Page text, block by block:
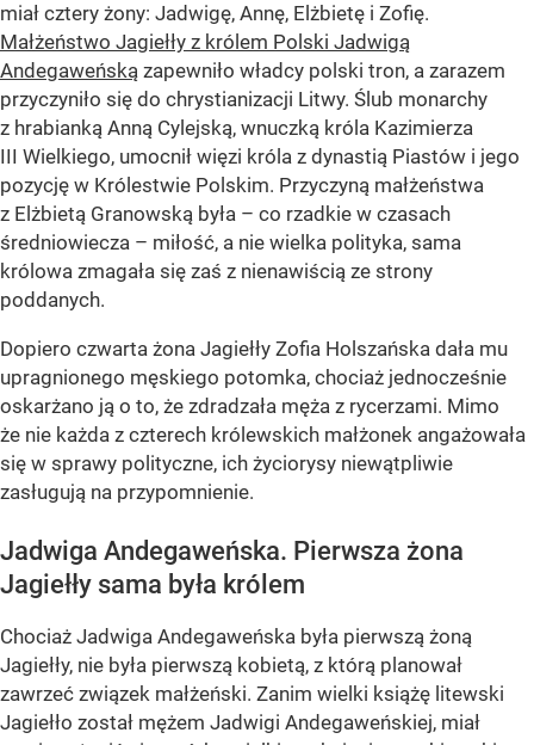
miał cztery żony: Jadwigę, Annę, Elżbietę i Zofię.
Małżeństwo Jagiełły z królem Polski Jadwigą
Andegaweńską zapewniło władcy polski tron, a zarazem
przyczyniło się do chrystianizacji Litwy. Ślub monarchy
z hrabianką Anną Cylejską, wnuczką króla Kazimierza
III Wielkiego, umocnił więzi króla z dynastią Piastów i jego
pozycję w Królestwie Polskim. Przyczyną małżeństwa
z Elżbietą Granowską była – co rzadkie w czasach
średniowiecza – miłość, a nie wielka polityka, sama
królowa zmagała się zaś z nienawiścią ze strony
poddanych.
Dopiero czwarta żona Jagiełły Zofia Holszańska dała mu
upragnionego męskiego potomka, chociaż jednocześnie
oskarżano ją o to, że zdradzała męża z rycerzami. Mimo
że nie każda z czterech królewskich małżonek angażowała
się w sprawy polityczne, ich życiorysy niewątpliwie
zasługują na przypomnienie.
Jadwiga Andegaweńska. Pierwsza żona
Jagiełły sama była królem
Chociaż Jadwiga Andegaweńska była pierwszą żoną
Jagiełły, nie była pierwszą kobietą, z którą planował
zawrzeć związek małżeński. Zanim wielki książę litewski
Jagiełło został mężem Jadwigi Andegaweńskiej, miał